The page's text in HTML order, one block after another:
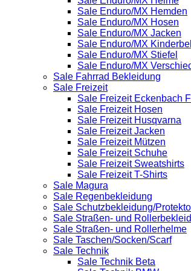
Sale Enduro/MX Hemden
Sale Enduro/MX Hosen
Sale Enduro/MX Jacken
Sale Enduro/MX
Sale Enduro/MX Stiefel
Sale Enduro/MX
Sale Fahrrad Bekleidung
Sale Freizeit
Sale Freizeit Eckenbach
Sale Freizeit Hosen
Sale Freizeit Husqvarna
Sale Freizeit Jacken
Sale Freizeit Mützen
Sale Freizeit Schuhe
Sale Freizeit Sweatshirts
Sale Freizeit T-Shirts
Sale Magura
Sale Regenbekleidung
Sale Schutzbekleidung/
Sale Straßen- und
Sale Straßen- und Rollerhelme
Sale Taschen/Socken/Scarf
Sale Technik
Sale Technik Beta